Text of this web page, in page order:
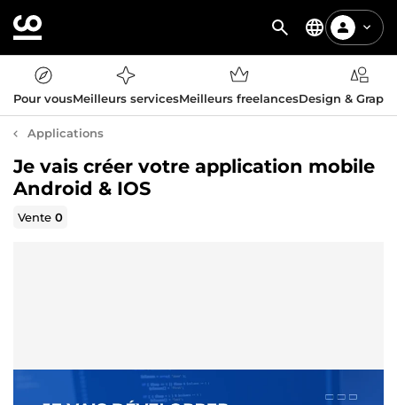
Pour vousMeilleurs servicesMeilleurs freelancesDesign &
Applications
Je vais créer votre application mobile
Android & IOS
Vente0